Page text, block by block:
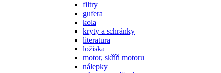
filtry
gufera
kola
kryty a schránky
literatura
ložiska
motor, skříň motoru
nálepky